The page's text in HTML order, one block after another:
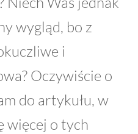
wygląd, bo z
i
Oczywiście o
do artykułu, w
więcej o tych